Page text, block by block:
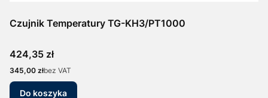
Czujnik Temperatury TG-KH3/PT1000
Cena
424,35 zł
Cena
345,00 złbez VAT
Do koszyka